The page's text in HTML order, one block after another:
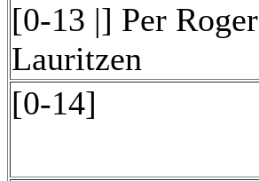
[0-13 |] Per Roger
Lauritzen
[0-14]